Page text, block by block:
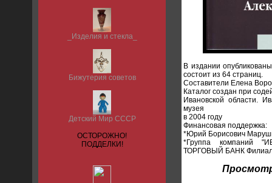
_Изделия и стекла_
Бижутерия советов
Детский Мир СССР
ОСТОРОЖНО!
ПОДДЕЛКИ!
В издании
состоит из 64 страниц.
Составители Елена
Каталог создан при
Ивановской области.
музея
в 2004 году
Финансовая поддержка:
*Юрий Борисович
*Группа компаний
ТОРГОВЫЙ БАНК